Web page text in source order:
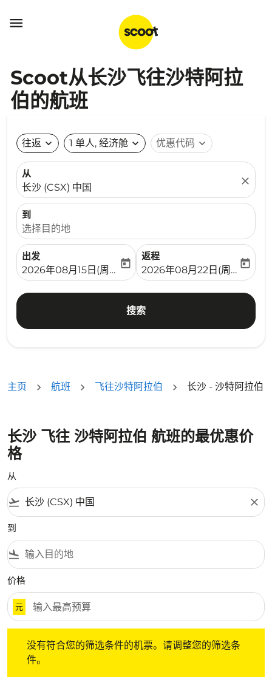

Scoot从长沙飞往沙特阿拉
伯的航班
往返 expand_more 1 单人, 经济舱 expand_more 优惠代码 expand_more
从
长沙 (CSX) 中国
close
到
选择目的地
出发
fc-booking-departure-date-aria-label
2026年08月15日(周六)
today
返程
fc-booking-return-date-
2026年08月22日(周六)
today
搜索
主页 航班 飞往沙特阿拉伯 长沙 - 沙特阿拉伯
长沙 飞往 沙特阿拉伯 航班的最优惠价
格
从
flight_takeoff close
到
flight_land
价格
元
没有符合您的筛选条件的机票。请调整您的筛选条
件。